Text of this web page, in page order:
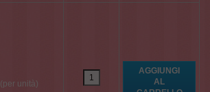
(per unità)